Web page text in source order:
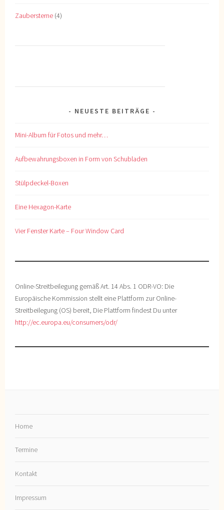
Zaubersterne (4)
NEUESTE BEITRÄGE
Mini-Album für Fotos und mehr…
Aufbewahrungsboxen in Form von Schubladen
Stülpdeckel-Boxen
Eine Hexagon-Karte
Vier Fenster Karte – Four Window Card
Online-Streitbeilegung gemäß Art. 14 Abs. 1 ODR-VO: Die
Europäische Kommission stellt eine Plattform zur Online-
Streitbeilegung (OS) bereit, Die Plattform findest Du unter
http://ec.europa.eu/consumers/odr/
Home
Termine
Kontakt
Impressum